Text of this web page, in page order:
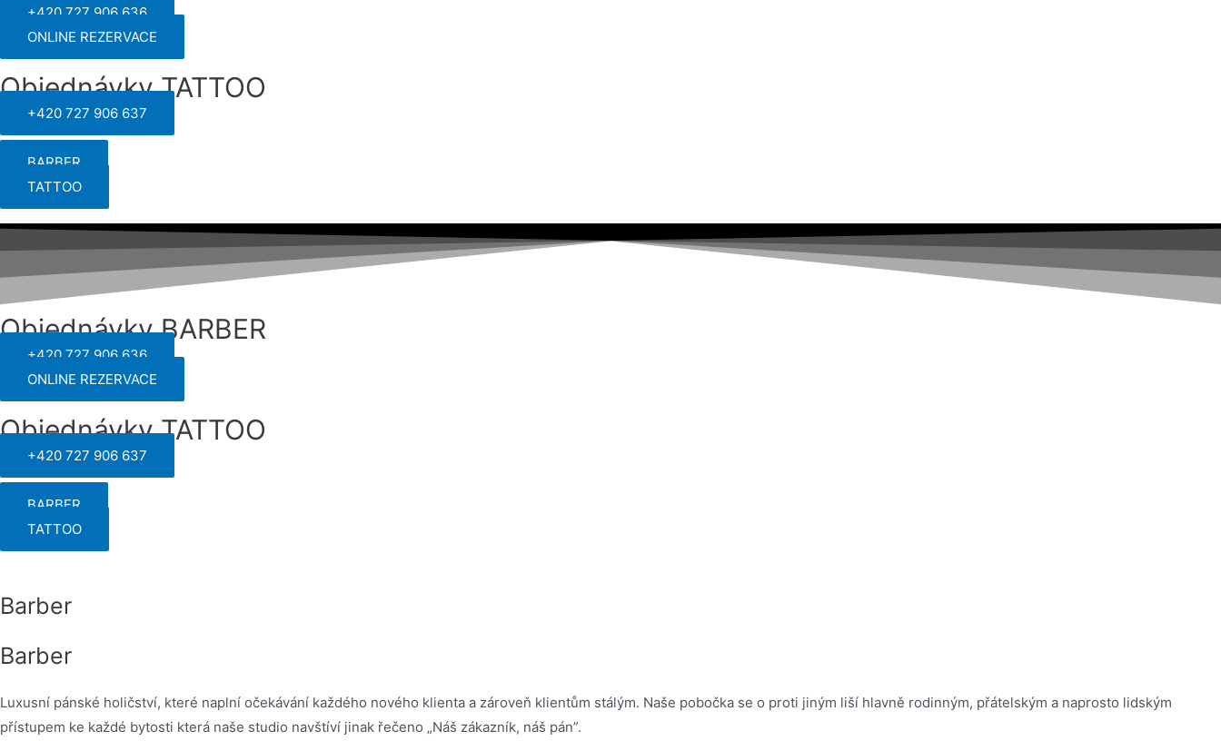
+420 727 906 636
ONLINE REZERVACE
Objednávky TATTOO
+420 727 906 637
BARBER
TATTOO
Objednávky BARBER
+420 727 906 636
ONLINE REZERVACE
Objednávky TATTOO
+420 727 906 637
BARBER
TATTOO
Barber
Barber
Luxusní pánské holičství, které naplní očekávání každého nového klienta a zároveň klientům stálým. Naše pobočka se o proti jiným liší hlavně rodinným, přátelským a naprosto lidským
přístupem ke každé bytosti která naše studio navštíví jinak řečeno „Náš zákazník, náš pán”.